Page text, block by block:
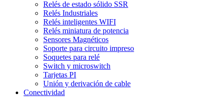
Relés de estado sólido SSR
Relés Industriales
Relés inteligentes WIFI
Relés miniatura de potencia
Sensores Magnéticos
Soporte para circuito impreso
Soquetes para relé
Switch y microswitch
Tarjetas PI
Unión y derivación de cable
Conectividad